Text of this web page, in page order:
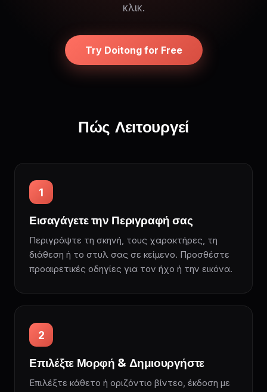
κλικ.
Try Doitong for Free
Πώς Λειτουργεί
1
Εισαγάγετε την Περιγραφή σας
Περιγράψτε τη σκηνή, τους χαρακτήρες, τη
διάθεση ή το στυλ σας σε κείμενο. Προσθέστε
προαιρετικές οδηγίες για τον ήχο ή την εικόνα.
2
Επιλέξτε Μορφή & Δημιουργήστε
Επιλέξτε κάθετο ή οριζόντιο βίντεο, έκδοση με